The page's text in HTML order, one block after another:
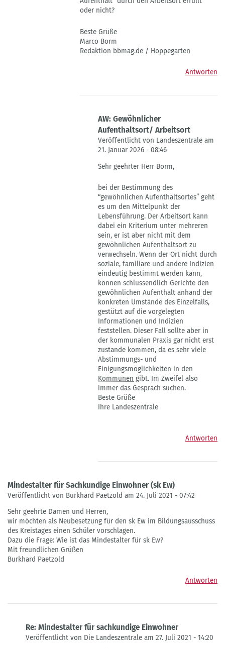
Landeszentrale
oder nicht?
Beste Grüße
Marco Borm
Redaktion bbmag.de / Hoppegarten
Antworten
AW: Gewöhnlicher
Aufenthaltsort/ Arbeitsort
Veröffentlicht von Landeszentrale am
21. Januar 2026 - 08:46
auf
Aufenthalt"
=
Arbeitsort
von
Marco
Borm
Sehr geehrter Herr Borm,
bei der Bestimmung des
“gewöhnlichen Aufenthaltsortes” geht
es um den Mittelpunkt der
Lebensführung. Der Arbeitsort kann
dabei ein Kriterium unter mehreren
sein, er ist aber nicht mit dem
gewöhnlichen Aufenthaltsort zu
verwechseln. Wenn der Ort nicht durch
soziale, familiäre und andere Indizien
eindeutig bestimmt werden kann,
können schlussendlich Gerichte den
gewöhnlichen Aufenthalt anhand der
konkreten Umstände des Einzelfalls,
gestützt auf die vorgelegten
Informationen und Indizien
feststellen. Dieser Fall sollte aber in
der kommunalen Praxis gar nicht erst
zustande kommen, da es sehr viele
Abstimmungs- und
Einigungsmöglichkeiten in den
Kommunen gibt. Im Zweifel also
immer das Gespräch suchen.
Beste Grüße
Ihre Landeszentrale
Antworten
Mindestalter für Sachkundige Einwohner (sk Ew)
Veröffentlicht von Burkhard Paetzold am 24. Juli 2021 - 07:42
Sehr geehrte Damen und Herren,
wir möchten als Neubesetzung für den sk Ew im Bildungsausschuss
des Kreistages einen Schüler vorschlagen.
Dazu die Frage: Wie ist das Mindestalter für sk Ew?
Mit freundlichen Grüßen
Burkhard Paetzold
Antworten
Re: Mindestalter für sachkundige Einwohner
Veröffentlicht von Die Landeszentrale am 27. Juli 2021 - 14:20